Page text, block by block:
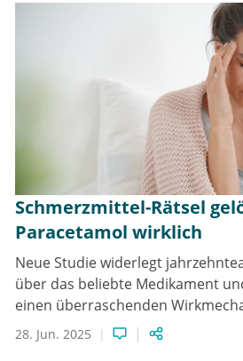
Schmerzmittel-Rätsel
Paracetamol wirklich
Neue Studie widerlegt
über das beliebte Medikament
einen überraschenden
28. Jun. 2025